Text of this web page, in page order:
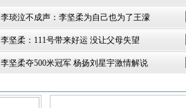
李琰泣不成声：李坚柔为自己也为了王濛
李坚柔：111号带来好运 没让父母失望
李坚柔夺500米冠军 杨扬刘星宇激情解说